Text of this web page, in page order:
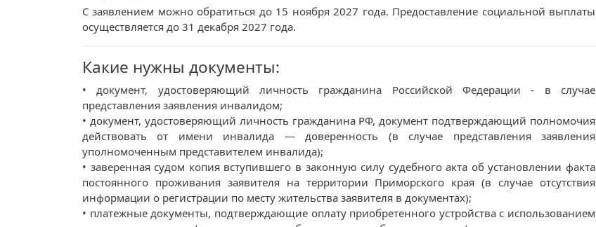
С заявлением можно обратиться до 15 ноября 2027 года. Предоставление социальной выплаты
осуществляется до 31 декабря 2027 года.
Какие нужны документы:
• документ, удостоверяющий личность гражданина Российской Федерации - в случае
представления заявления инвалидом;
• документ, удостоверяющий личность гражданина РФ, документ подтверждающий полномочия
действовать от имени инвалида — доверенность (в случае представления заявления
уполномоченным представителем инвалида);
• заверенная судом копия вступившего в законную силу судебного акта об установлении факта
постоянного проживания заявителя на территории Приморского края (в случае отсутствия
информации о регистрации по месту жительства заявителя в документах);
• платежные документы, подтверждающие оплату приобретенного устройства с использованием